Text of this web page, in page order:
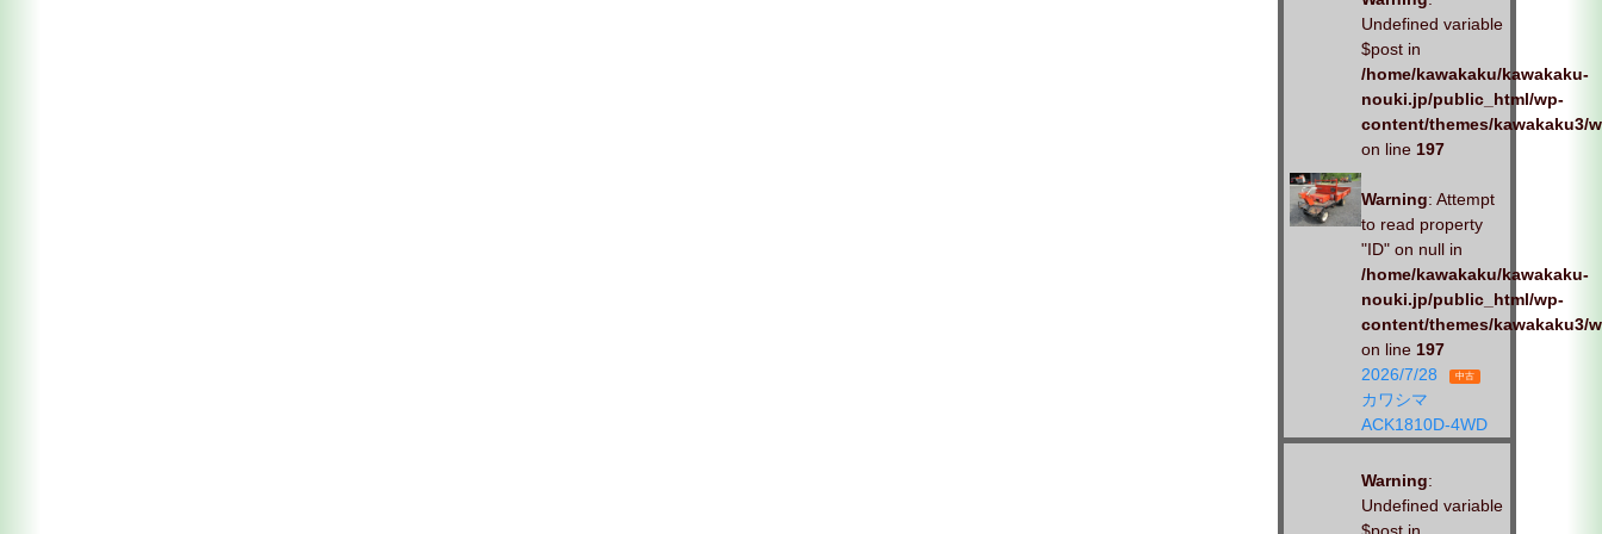
Undefined variable
$post in
/home/kawakaku/kawakaku-
nouki.jp/public_html/wp-
content/themes/kawakaku3/
on line 197
Warning: Attempt
to read property
"ID" on null in
/home/kawakaku/kawakaku-
nouki.jp/public_html/wp-
content/themes/kawakaku3/
on line 197
2026/7/28
中古
カワシマ
ACK1810D-4WD
Warning:
Undefined variable